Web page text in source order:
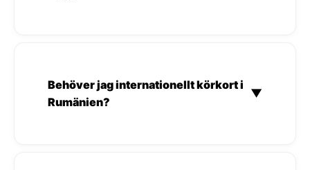
Behöver jag internationellt körkort i
Rumänien?
▼